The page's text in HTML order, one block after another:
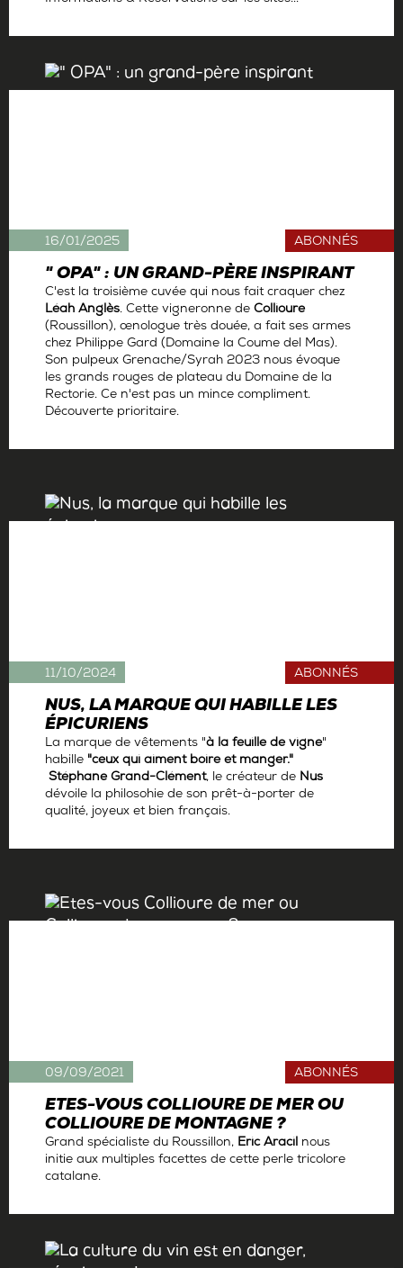
" OPA" : UN GRAND-PÈRE INSPIRANT
ABONNÉS
C'est la troisième cuvée qui nous fait craquer chez
Léah Anglès. Cette vigneronne de Collioure
(Roussillon), œnologue très douée, a fait ses armes
chez Philippe Gard (Domaine la Coume del Mas).
Son pulpeux Grenache/Syrah 2023 nous évoque
les grands rouges de plateau du Domaine de la
Rectorie. Ce n'est pas un mince compliment.
Découverte prioritaire.
16/01/2025
NUS, LA MARQUE QUI HABILLE LES
ÉPICURIENS
ABONNÉS
La marque de vêtements "à la feuille de vigne"
habille "ceux qui aiment boire et manger."
Stéphane Grand-Clément, le créateur de Nus
dévoile la philosohie de son prêt-à-porter de
qualité, joyeux et bien français.
11/10/2024
ETES-VOUS COLLIOURE DE MER OU
COLLIOURE DE MONTAGNE ?
ABONNÉS
Grand spécialiste du Roussillon, Eric Aracil nous
initie aux multiples facettes de cette perle tricolore
catalane.
09/09/2021